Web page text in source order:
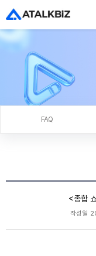
FAQ
<종합
작성일